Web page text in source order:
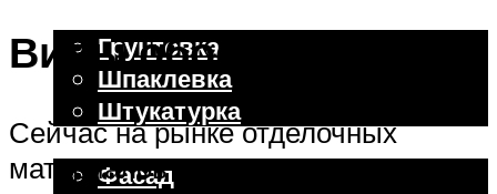
Грунтовка
Шпаклевка
Штукатурка
Внешняя отделка
Фасад
Виды обоев
Сейчас на рынке отделочных
материалов представлено